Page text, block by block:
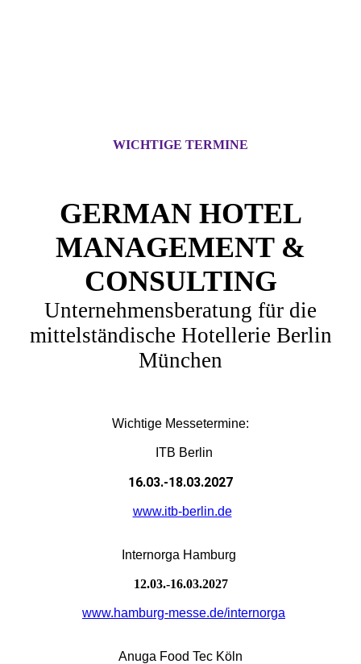
WICHTIGE TERMINE
GERMAN HOTEL
MANAGEMENT &
CONSULTING
Unternehmensberatung für die
mittelständische Hotellerie Berlin
München
Wichtige Messetermine:
ITB Berlin
16.03.-18.03.2027
www.itb-berlin.de
Internorga Hamburg
12.03.-16.03.2027
www.hamburg-messe.de/internorga
Anuga Food Tec Köln